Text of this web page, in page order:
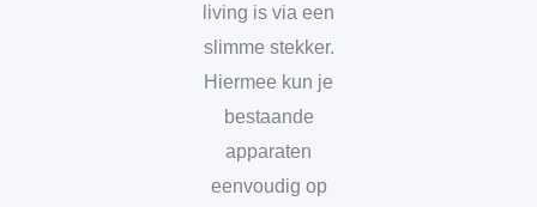
living is via een
slimme stekker.
Hiermee kun je
bestaande
apparaten
eenvoudig op